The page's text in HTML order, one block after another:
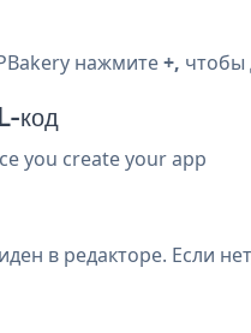
нажмите+, чтобы
код
you create your app
в редакторе. Если